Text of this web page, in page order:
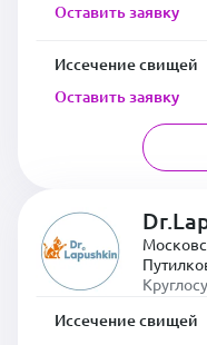
Оставить заявку
Иссечение свищей
Оставить заявку
Иссечение свищей